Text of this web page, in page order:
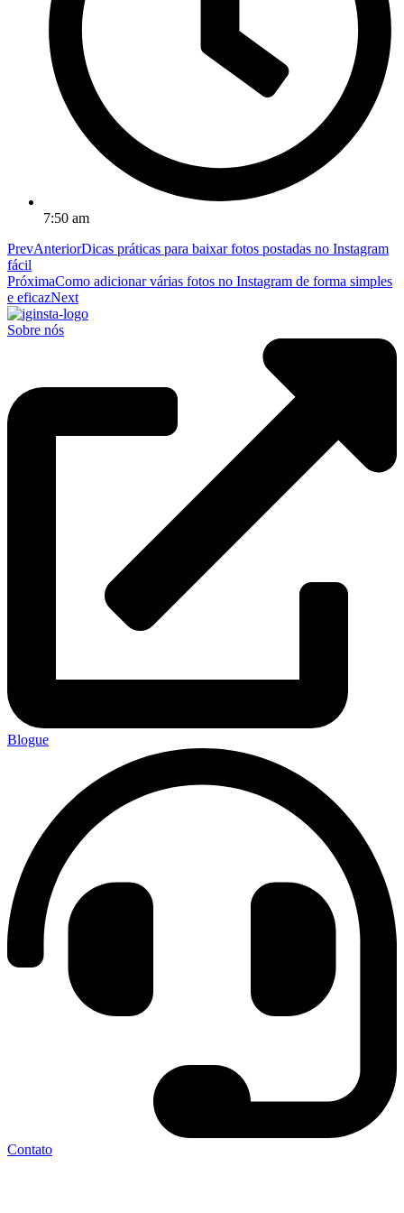
7:50 am
PrevAnteriorDicas práticas para baixar fotos postadas no Instagram
fácil
PróximaComo adicionar várias fotos no Instagram de forma simples
e eficazNext
Sobre nós
Blogue
Contato